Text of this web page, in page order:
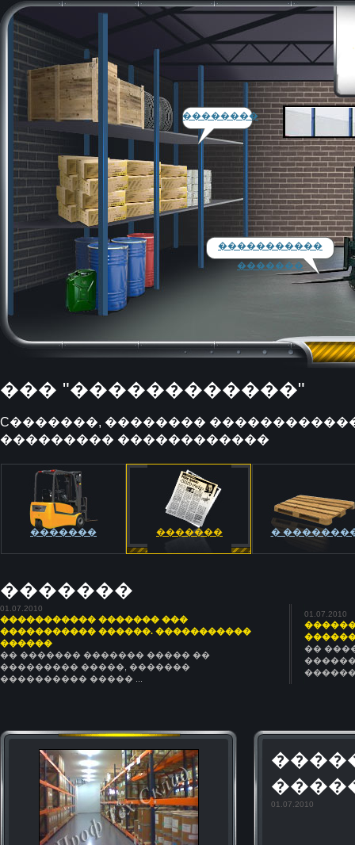
��������
�����������
�������
��� "������������"
C�������, ��������
��������� ������������
�������
���������
������� �
�������
01.07.2010
����������� ������� ���
����������� ������. �����������
������
�� ������� ������� ����� ��
��������� �����, �������
���������� ����� ...
01.07.2010
��
01.07.2010